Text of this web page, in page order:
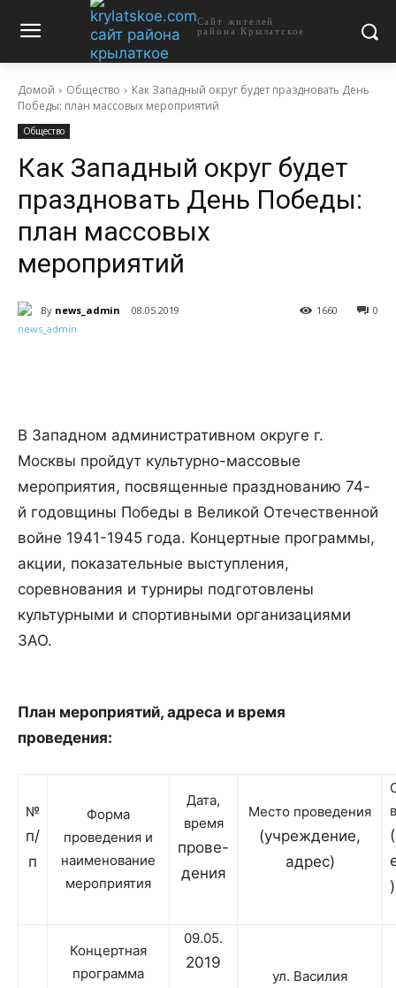
Сайт жителей
района Крылатское
Домой Общество
Как Западный округ будет праздновать День
Победы: план массовых мероприятий
Общество
Как Западный округ будет
праздновать День Победы:
план массовых
мероприятий
By news_admin 08.05.2019 0
1660
В Западном административном округе г.
Москвы пройдут культурно-массовые
мероприятия, посвященные празднованию 74-
й годовщины Победы в Великой Отечественной
войне 1941-1945 года. Концертные программы,
акции, показательные выступления,
соревнования и турниры подготовлены
культурными и спортивными организациями
ЗАО.
План мероприятий, адреса и время
проведения:
№
п/
п
Форма
проведения и
наименование
мероприятия
Дата,
время
прове-
дения
Место проведения
(учреждение,
адрес)
)
Концертная
программа
09.05.
2019
ул. Василия